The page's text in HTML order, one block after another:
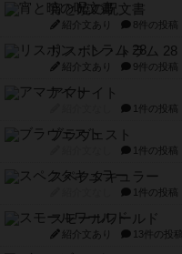
宵と暁の呪文書
紹介文あり 8件の投稿
リスボン・トラム 28
紹介文あり 9件の投稿
アマナイト
1件の投稿
ブラヴェスト
1件の投稿
スペクタキュラー
1件の投稿
スモールワールド
紹介文あり 13件の投稿